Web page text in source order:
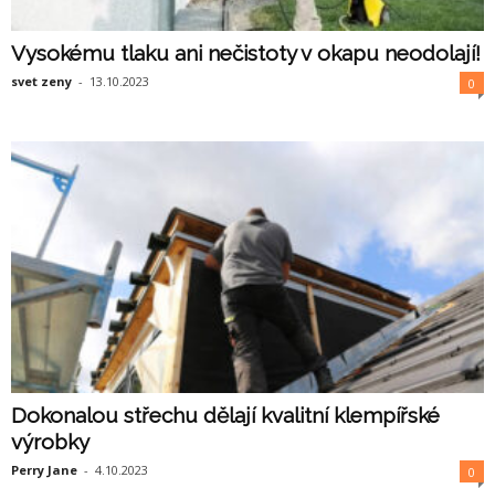
Vysokému tlaku ani nečistoty v okapu neodolají!
svet zeny - 13.10.2023 0
Dokonalou střechu dělají kvalitní klempířské
výrobky
Perry Jane - 4.10.2023 0